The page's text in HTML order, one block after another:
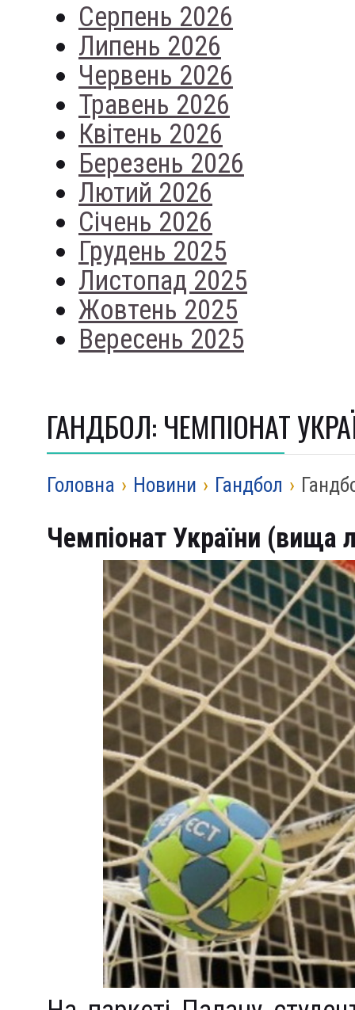
Серпень 2026
Липень 2026
Червень 2026
Травень 2026
Квітень 2026
Березень 2026
Лютий 2026
Січень 2026
Грудень 2025
Листопад 2025
Жовтень 2025
Вересень 2025
ГАНДБОЛ: ЧЕМПІОНАТ
Головна › Новини › Гандбол ›
Чемпіонат України (вища